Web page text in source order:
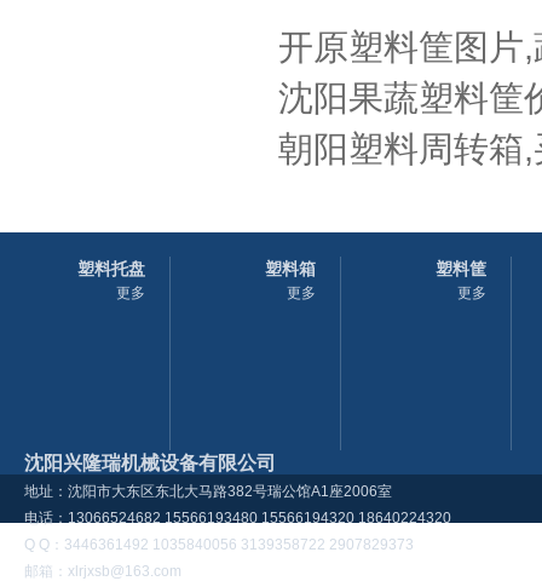
开原塑料筐图片
沈阳果蔬塑料筐
朝阳塑料周转箱
塑料托盘
更多
塑料箱
更多
塑料筐
更多
沈阳兴隆瑞机械设备有限公司
地址：沈阳市大东区东北大马路382号瑞公馆A1座2006室
电话：13066524682 15566193480 15566194320 18640224320
Q Q：3446361492 1035840056 3139358722 2907829373
邮箱：xlrjxsb@163.com